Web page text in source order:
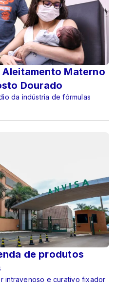
Materno
Dourado
da indústria de fórmulas
de produtos
intravenoso e curativo fixador